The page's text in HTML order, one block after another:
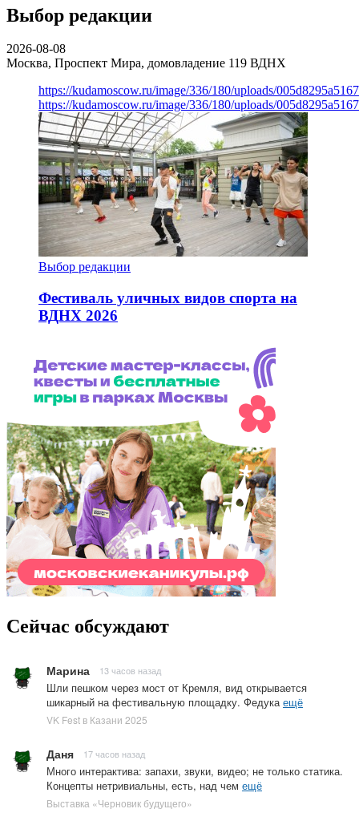
Выбор редакции
2026-08-08
Москва, Проспект Мира, домовладение 119 ВДНХ
https://kudamoscow.ru/image/336/180/uploads/
https://kudamoscow.ru/image/336/180/uploads/
Выбор редакции
Фестиваль уличных видов спорта на
ВДНХ 2026
Сейчас обсуждают
Марина 13 часов назад
Шли пешком через мост от Кремля, вид открывается
шикарный на фестивальную площадку. Федука ещё
VK Fest в Казани 2025
Даня 17 часов назад
Много интерактива: запахи, звуки, видео; не только статика.
Концепты нетривиальны, есть, над чем ещё
Выставка «Черновик будущего»